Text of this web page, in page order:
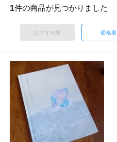
1件の商品が見つかりました
おすすめ順 価格順